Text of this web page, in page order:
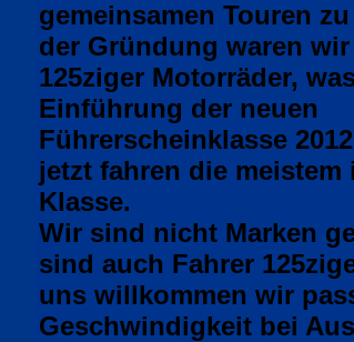
gemeinsamen Touren
der Gründung waren
125ziger Motorräder,
Einführung der neuen
Führerscheinklasse
jetzt fahren die meistem
Klasse.
Wir sind nicht Marken
sind auch Fahrer
uns willkommen wir
Geschwindigkeit bei